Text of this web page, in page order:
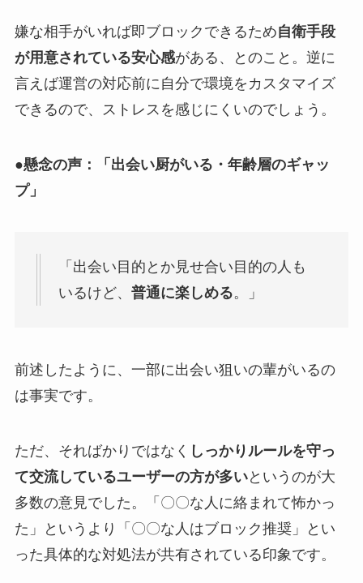
嫌な相手がいれば即ブロックできるため自衛手段
が用意されている安心感がある、とのこと。逆に
言えば運営の対応前に自分で環境をカスタマイズ
できるので、ストレスを感じにくいのでしょう。
●懸念の声：「出会い厨がいる・年齢層のギャッ
プ」
「出会い目的とか見せ合い目的の人も
いるけど、 普通に楽しめる。」​
前述したように、一部に出会い狙いの輩がいるの
は事実です。
ただ、そればかりではなく しっかりルールを守っ
て交流しているユーザーの方が多いというのが大
多数の意見でした。「〇〇な人に絡まれて怖かっ
た」というより「〇〇な人はブロック推奨」とい
った具体的な対処法が共有されている印象です。